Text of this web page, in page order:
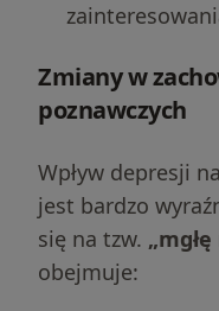
Zmiany w
poznawczych
Wpływ depresji
jest bardzo
się na tzw.
obejmuje: